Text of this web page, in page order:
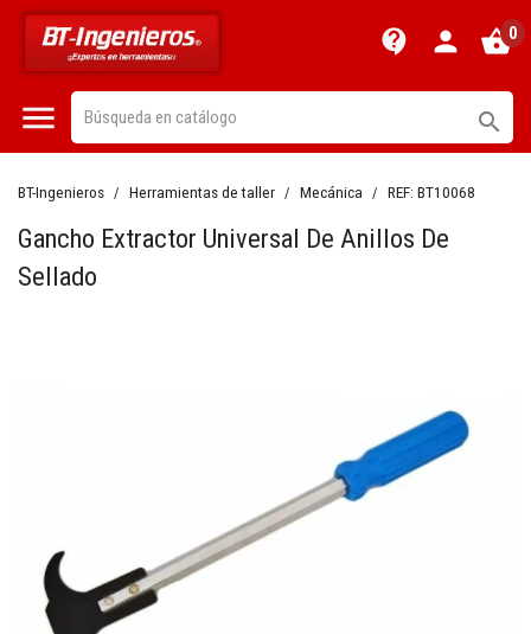
contact_support person shopping_basket0
 
BT-Ingenieros Herramientas de taller Mecánica REF: BT10068
Gancho Extractor Universal De Anillos De
Sellado